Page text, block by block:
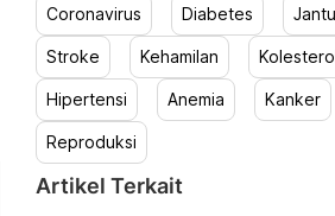
Coronavirus Diabetes
Stroke Kehamilan
Hipertensi Anemia Kanker
Reproduksi
Artikel Terkait